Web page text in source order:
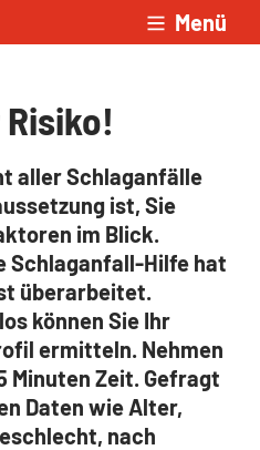
Menü
aller Schlaganfälle
ist, Sie
im Blick.
Schlaganfall-Hilfe hat
überarbeitet.
können Sie Ihr
ermitteln. Nehmen
Minuten Zeit. Gefragt
Daten wie Alter,
nach